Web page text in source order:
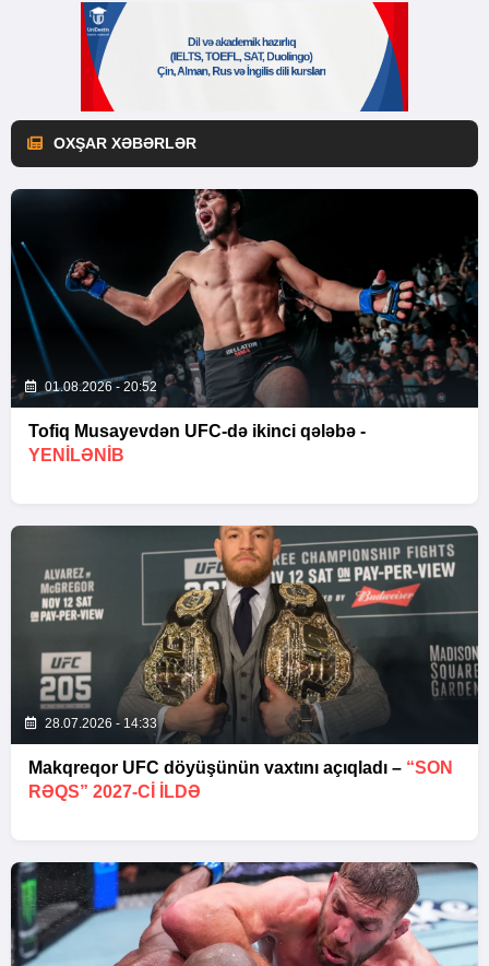
OXŞAR XƏBƏRLƏR
01.08.2026 - 20:52
Tofiq Musayevdən UFC-də ikinci qələbə -
YENİLƏNİB
28.07.2026 - 14:33
Makqreqor UFC döyüşünün vaxtını açıqladı – “SON
RƏQS” 2027-CI ILDƏ